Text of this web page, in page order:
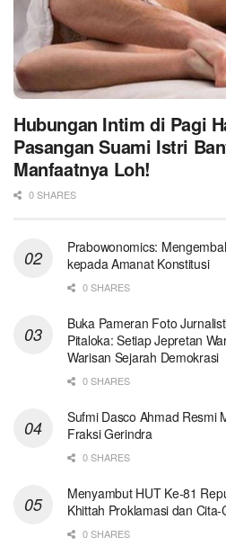
Hubungan Intim di Pagi
Pasangan Suami Istri
Manfaatnya Loh!
0 SHARES
Prabowonomics:
kepada Amanat Konstitusi
0 SHARES
Buka Pameran Foto
Pitaloka: Setiap Jepretan
Warisan Sejarah Demokrasi
0 SHARES
Sufmi Dasco Ahmad Resmi
Fraksi Gerindra
0 SHARES
Menyambut HUT Ke-81
Khittah Proklamasi dan
0 SHARES